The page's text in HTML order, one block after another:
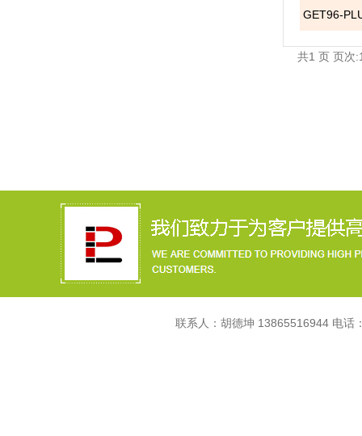
GET96-
共1 页 页次
联系人：胡德坤 13865516944 电话